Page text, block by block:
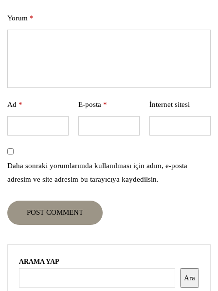
Yorum *
Ad * E-posta * İnternet sitesi
Daha sonraki yorumlarımda kullanılması için adım, e-posta
adresim ve site adresim bu tarayıcıya kaydedilsin.
POST COMMENT
ARAMA YAP
Ara